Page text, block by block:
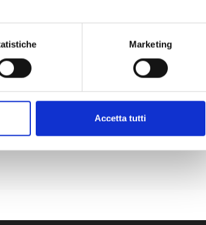
Marketing
Accetta tutti
che ci contraddistinguono. Il tuo